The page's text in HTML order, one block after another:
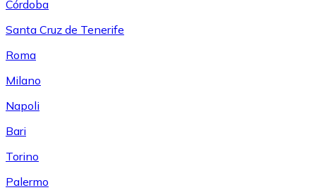
Córdoba
Santa Cruz de Tenerife
Roma
Milano
Napoli
Bari
Torino
Palermo